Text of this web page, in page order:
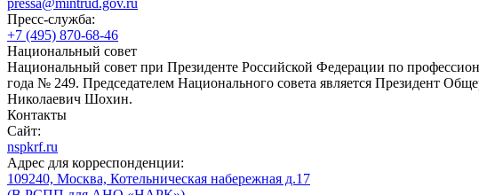
pressa@mintrud.gov.ru
Пресс-служба:
+7 (495) 870-68-46
Национальный совет
Национальный совет при Президенте Российской Федерации по
года № 249. Председателем Национального совета является Президент
Николаевич Шохин.
Контакты
Сайт:
nspkrf.ru
Адрес для корреспонденции:
109240, Москва, Котельническая набережная д.17